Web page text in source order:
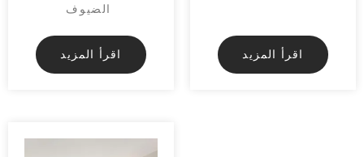
اقرأ المزيد اقرأ المزيد